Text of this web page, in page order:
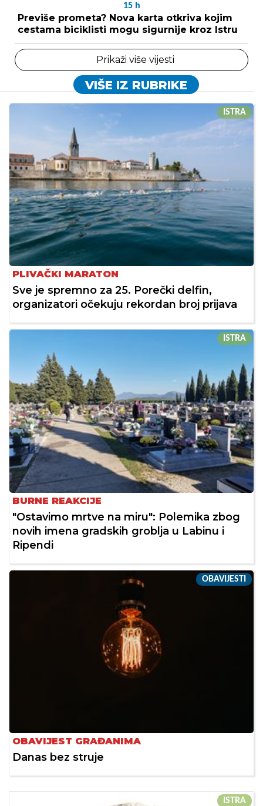
15 h
Previše prometa? Nova karta otkriva kojim
cestama biciklisti mogu sigurnije kroz Istru
Prikaži više vijesti
VIŠE IZ RUBRIKE
ISTRA
PLIVAČKI MARATON
Sve je spremno za 25. Porečki delfin,
organizatori očekuju rekordan broj prijava
ISTRA
BURNE REAKCIJE
"Ostavimo mrtve na miru": Polemika zbog
novih imena gradskih groblja u Labinu i
Ripendi
OBAVIJESTI
OBAVIJEST GRAĐANIMA
Danas bez struje
ISTRA